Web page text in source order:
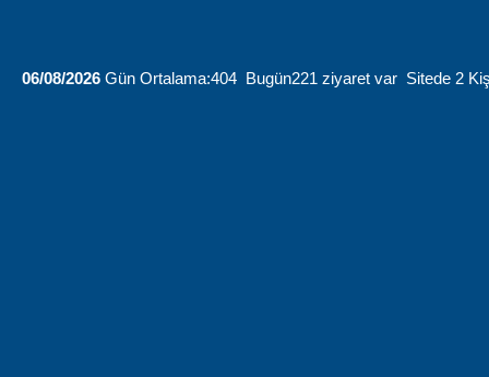
06/08/2026 Gün Ortalama:404 Bugün221 ziyaret var Sitede 2